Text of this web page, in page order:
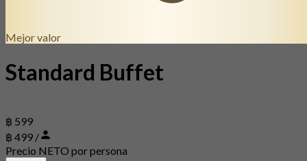
Mejor valor
Standard Buffet
฿ 599
฿ 499 /
Precio NETO por persona